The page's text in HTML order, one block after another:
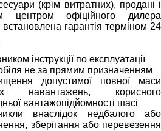
(крім витратних), продані і
центром офіційного дилера
гарантія терміном 24
інструкції по експлуатації
не за прямим призначенням
допустимої повної маси
навантажень, корисного
вантажопідйомності шасі
внаслідок недбалого або
зберігання або перевезення